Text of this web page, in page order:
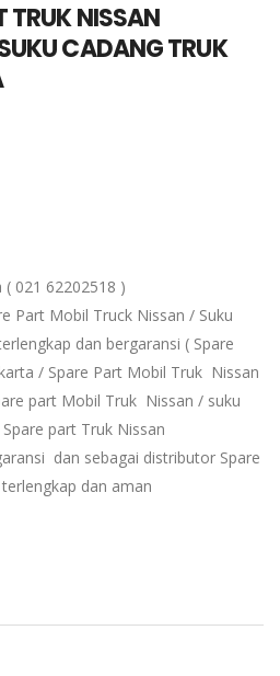
TRUK NISSAN
CADANG TRUK
( 021 62202518 )
Part Mobil Truck Nissan / Suku
dan bergaransi ( Spare
/ Spare Part Mobil Truk Nissan
part Mobil Truk Nissan / suku
part Truk Nissan
dan sebagai distributor Spare
dan aman